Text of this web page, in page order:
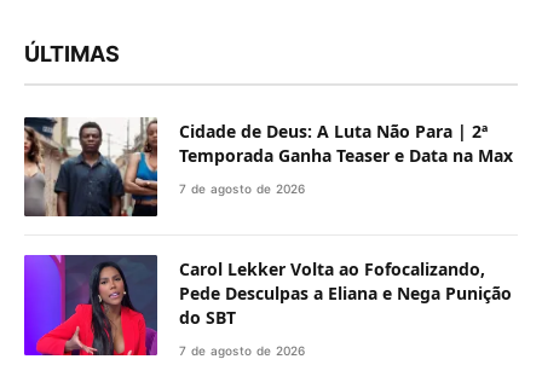
ÚLTIMAS
Cidade de Deus: A Luta Não Para | 2ª
Temporada Ganha Teaser e Data na Max
7 de agosto de 2026
Carol Lekker Volta ao Fofocalizando,
Pede Desculpas a Eliana e Nega Punição
do SBT
7 de agosto de 2026